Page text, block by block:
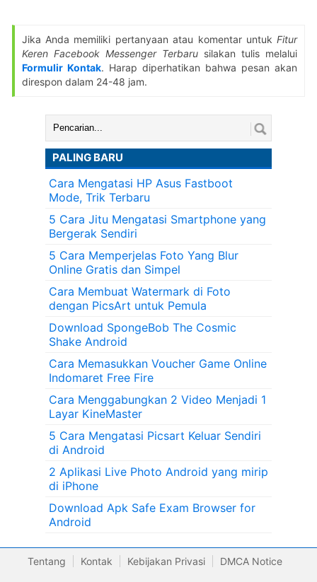
Jika Anda memiliki pertanyaan atau komentar untukFitur
Keren Facebook Messenger Terbaru silakan tulis melalui
Formulir Kontak. Harap diperhatikan bahwa pesan akan
direspon dalam 24-48 jam.
Cari:
PALING BARU
Cara Mengatasi HP Asus Fastboot
Mode, Trik Terbaru
5 Cara Jitu Mengatasi Smartphone yang
Bergerak Sendiri
5 Cara Memperjelas Foto Yang Blur
Online Gratis dan Simpel
Cara Membuat Watermark di Foto
dengan PicsArt untuk Pemula
Download SpongeBob The Cosmic
Shake Android
Cara Memasukkan Voucher Game Online
Indomaret Free Fire
Cara Menggabungkan 2 Video Menjadi 1
Layar KineMaster
5 Cara Mengatasi Picsart Keluar Sendiri
di Android
2 Aplikasi Live Photo Android yang mirip
di iPhone
Download Apk Safe Exam Browser for
Android
Tentang Kontak Kebijakan Privasi DMCA Notice